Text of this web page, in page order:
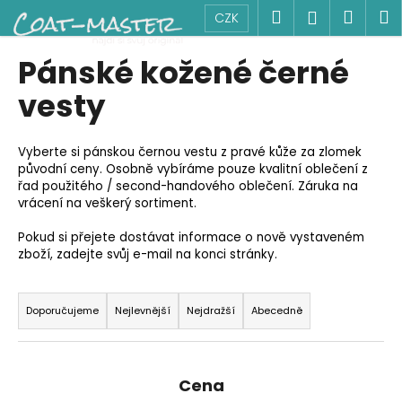
Přejít
na
obsah
CZK Hledat
Pánské kožené černé
vesty
Vyberte si pánskou černou vestu z pravé kůže za zlomek
původní ceny. Osobně vybíráme pouze kvalitní oblečení z
řad použitého / second-handového oblečení. Záruka na
vrácení na veškerý sortiment.
Pokud si přejete dostávat informace o nově vystaveném
zboží, zadejte svůj e-mail na konci stránky.
Ř
a
z
Doporučujeme Nejlevnější Nejdražší Abecedně
Cena
o
C
o
p
o
t
ř
e
b
u
e